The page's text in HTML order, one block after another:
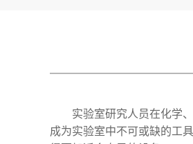
实验室研究人员在化学
成为实验室中不可或缺的工具